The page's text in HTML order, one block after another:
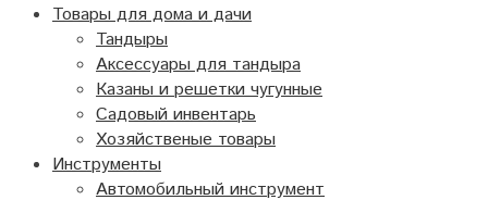
Товары для дома и дачи
Тандыры
Аксессуары для тандыра
Казаны и решетки чугунные
Садовый инвентарь
Хозяйственые товары
Инструменты
Автомобильный инструмент